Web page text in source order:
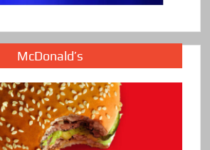
McDonald’s